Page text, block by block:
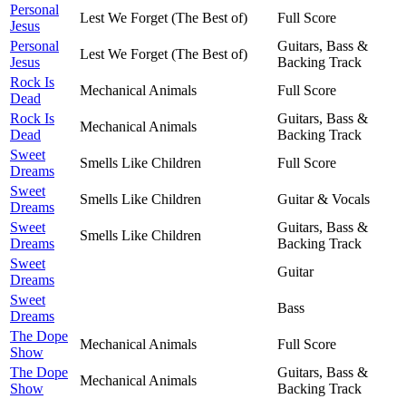
Personal
Jesus
Lest We Forget (The Best of)
Full Score
Personal
Jesus
Lest We Forget (The Best of)
Guitars, Bass &
Backing Track
Rock Is
Dead
Mechanical Animals
Full Score
Rock Is
Dead
Mechanical Animals
Guitars, Bass &
Backing Track
Sweet
Dreams
Smells Like Children
Full Score
Sweet
Dreams
Smells Like Children
Guitar & Vocals
Sweet
Dreams
Smells Like Children
Guitars, Bass &
Backing Track
Sweet
Dreams
Guitar
Sweet
Dreams
Bass
The Dope
Show
Mechanical Animals
Full Score
The Dope
Show
Mechanical Animals
Guitars, Bass &
Backing Track